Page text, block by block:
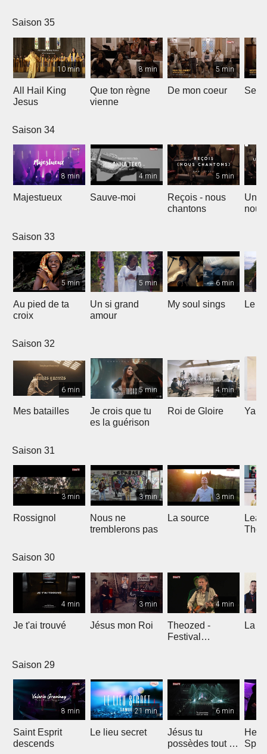
Saison 35
10 min
All Hail King
Jesus
8 min
Que ton règne
vienne
5 min
De mon coeur
Saison 34
8 min
Majestueux
4 min
Sauve-moi
5 min
Reçois - nous
chantons
Un
Saison 33
5 min
Au pied de ta
croix
5 min
Un si grand
amour
6 min
My soul sings Le
Saison 32
6 min
Mes batailles
5 min
Je crois que tu
es la guérison
4 min
Roi de Gloire
Saison 31
3 min
Rossignol
3 min
Nous ne
tremblerons pas
3 min
La source
The
Saison 30
4 min
Je t'ai trouvé
3 min
Jésus mon Roi
4 min
Theozed -
Festival
La
Saison 29
8 min
Saint Esprit
descends
21 min
Le lieu secret
6 min
Jésus tu
possèdes tout en
He